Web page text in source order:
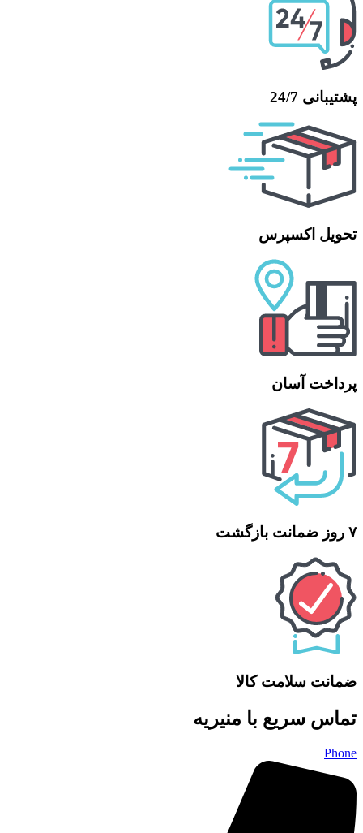
پشتیبانی 24/7
تحویل اکسپرس
پرداخت آسان
۷ روز ضمانت بازگشت
ضمانت سلامت کالا
تماس سریع با منیریه
Phone